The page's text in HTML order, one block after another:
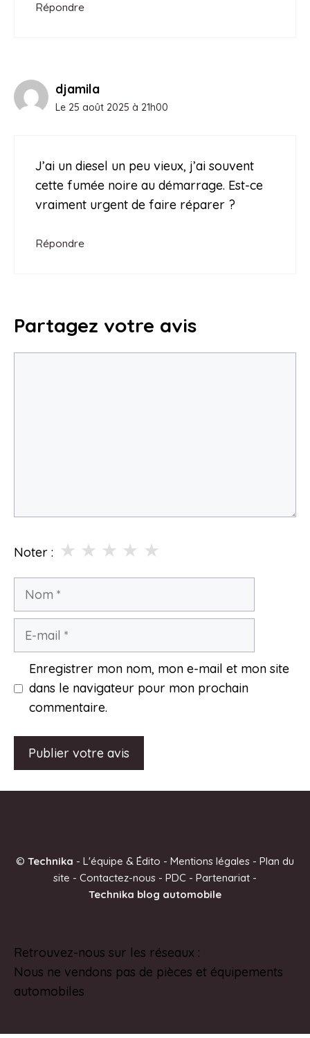
Répondre
djamila
Le 25 août 2025 à 21h00
J’ai un diesel un peu vieux, j’ai souvent
cette fumée noire au démarrage. Est-ce
vraiment urgent de faire réparer ?
Répondre
Partagez votre avis
Noter : ★
★
★
★
★
Nom
Enregistrer mon nom, mon e-mail et mon site
dans le navigateur pour mon prochain
commentaire.
r
v
e
:
© Technika - L'équipe & Édito - Mentions légales - Plan du
site - Contactez-nous - PDC - Partenariat -
Technika blog automobile
Retrouvez-nous sur les réseaux :
Nous ne vendons pas de pièces et équipements
automobiles